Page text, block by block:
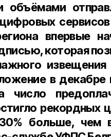
объёмами
впервые
которая
в декабре
число
рекордных
больше, чем